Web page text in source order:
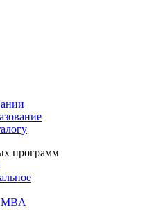
программ
MBA